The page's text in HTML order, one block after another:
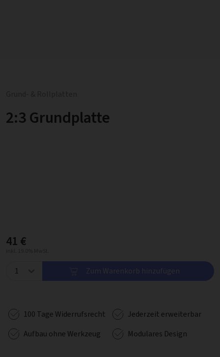
2:3 Grundplatte
41 €
Zum Warenkorb hinzufügen
100 Tage Widerrufsrecht
Jederzeit erweiterbar
Aufbau ohne Werkzeug
Modulares Design